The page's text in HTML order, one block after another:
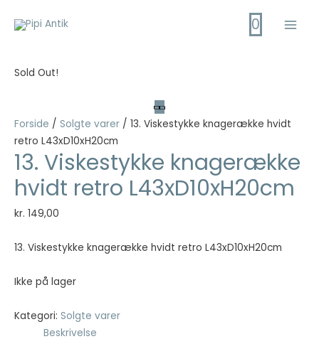
0
Sold Out!
Forside / Solgte varer / 13. Viskestykke knagerække hvidt
retro L43xD10xH20cm
13. Viskestykke knagerække
hvidt retro L43xD10xH20cm
kr. 149,00
13. Viskestykke knagerække hvidt retro L43xD10xH20cm
Ikke på lager
Kategori: Solgte varer
Beskrivelse